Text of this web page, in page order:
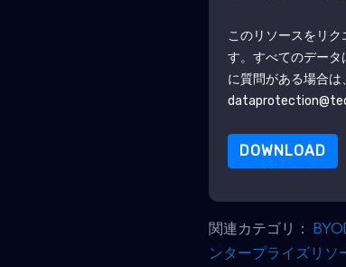
このリソースをリ
す。すべてのデータ
に質問がある場合
DOWNLOAD
関連カテゴリ：
ンタープライズリソ